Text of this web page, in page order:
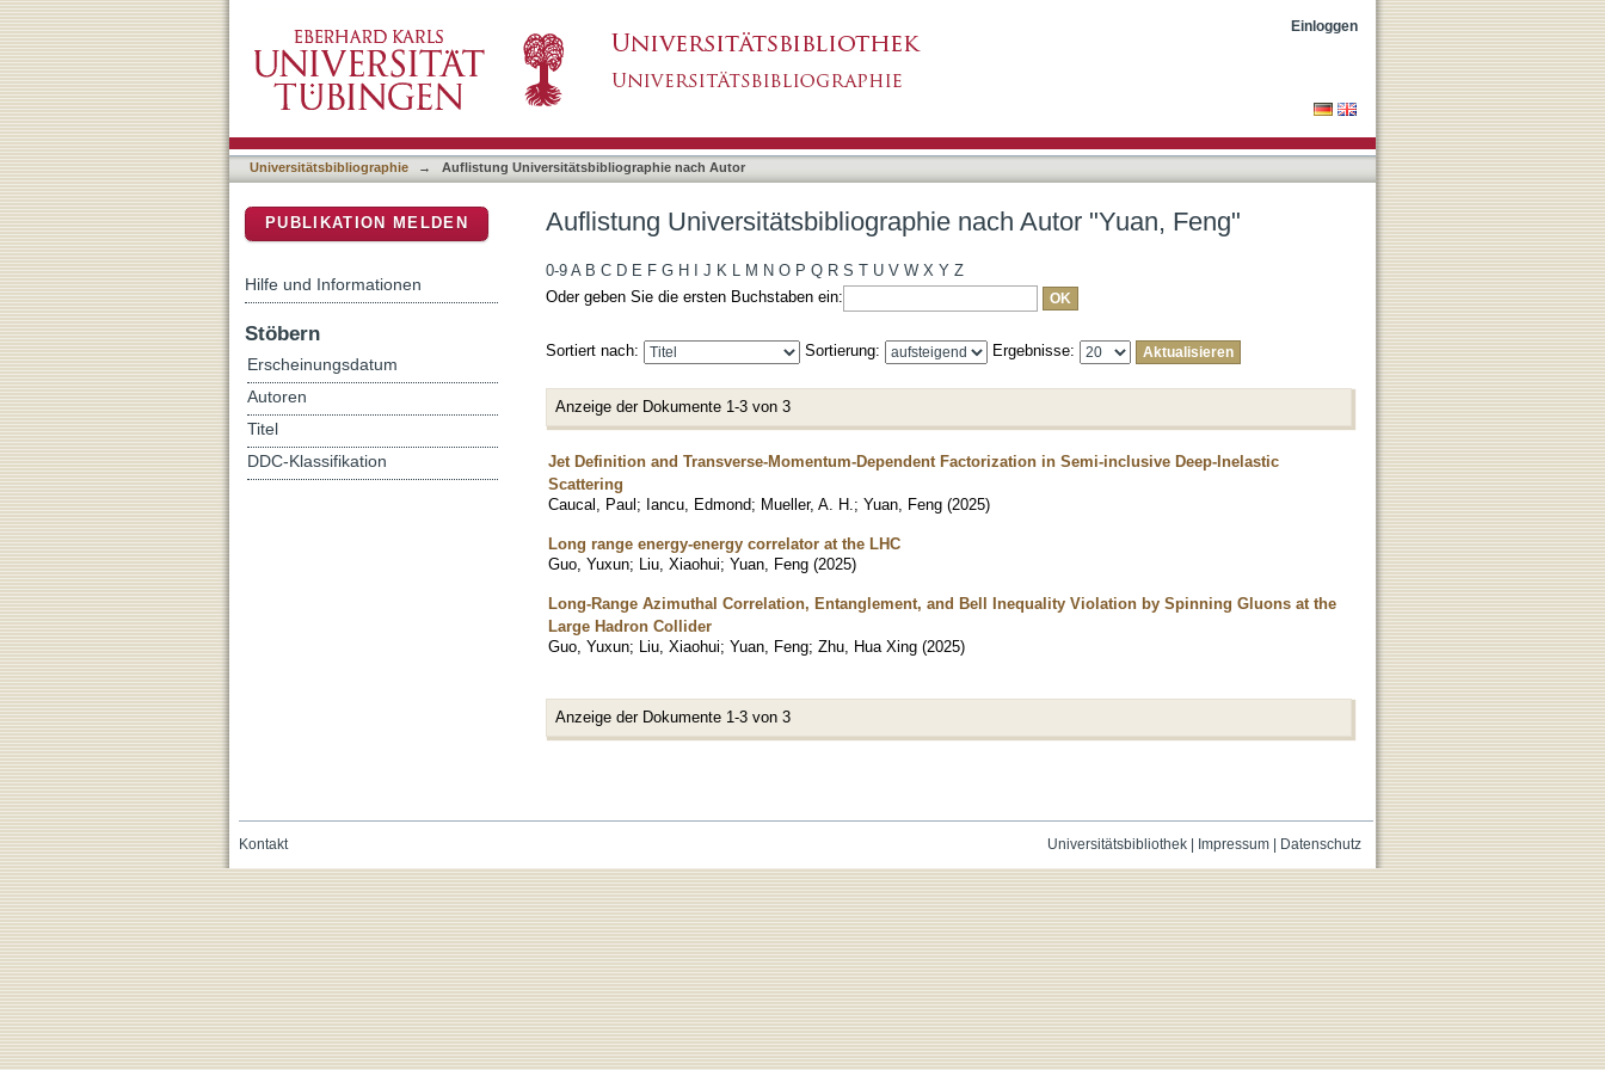
Einloggen
Universitätsbibliographie → Auflistung Universitätsbibliographie nach Autor
Auflistung Universitätsbibliographie nach Autor "Yuan, Feng"
0-9 A B C D E F G H J K L M N O P Q R S T U V W X Y Z
Oder geben Sie die ersten Buchstaben ein:
Sortiert nach: Sortierung: Ergebnisse:
Anzeige der Dokumente 1-3 von 3
Jet Definition and Transverse-Momentum-Dependent Factorization in Semi-inclusive Deep-Inelastic
Scattering
Caucal, Paul; Iancu, Edmond; Mueller, A. H. ; Yuan, Feng (2025)
Long range energy-energy correlator at the LHC
Guo, Yuxun; Liu, Xiaohui; Yuan, Feng (2025)
Long-Range Azimuthal Correlation, Entanglement, and Bell Inequality Violation by Spinning Gluons at the
Large Hadron Collider
Guo, Yuxun; Liu, Xiaohui; Yuan, Feng; Zhu, Hua Xing (2025)
Anzeige der Dokumente 1-3 von 3
PUBLIKATION MELDEN
Hilfe und Informationen
Stöbern
Erscheinungsdatum
Autoren
Titel
DDC-Klassifikation
Universitätsbibliothek| Impressum| Datenschutz
Kontakt